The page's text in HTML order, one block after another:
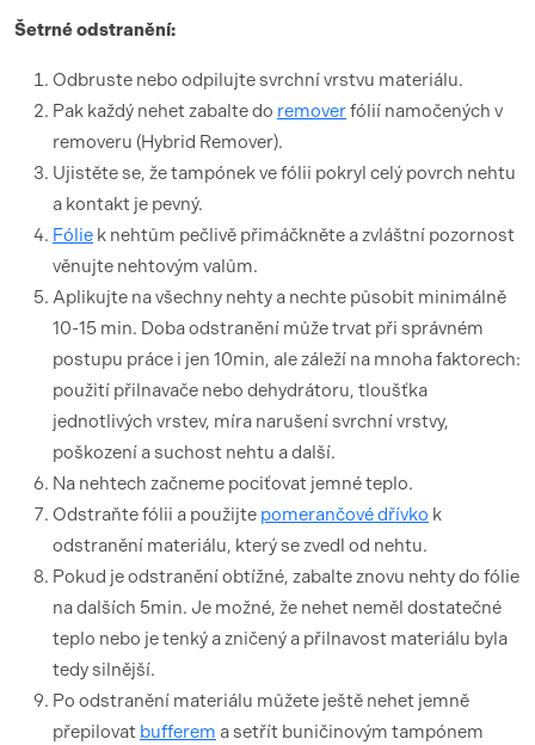
Šetrné odstranění:
Odbruste nebo odpilujte svrchní vrstvu materiálu.
Pak každý nehet zabalte do removerfólií namočených v
removeru (Hybrid Remover).
Ujistěte se, že tampónek ve fólii pokryl celý povrch nehtu
a kontakt je pevný.
Fólie k nehtům pečlivě přimáčkněte a zvláštní pozornost
věnujte nehtovým valům.
Aplikujte na všechny nehty a nechte působit minimálně
10-15 min. Doba odstranění může trvat při správném
postupu práce i jen 10min, ale záleží na mnoha faktorech:
použití přilnavače nebo dehydrátoru, tloušťka
jednotlivých vrstev, míra narušení svrchní vrstvy,
poškození a suchost nehtu a další.
Na nehtech začneme pociťovat jemné teplo.
Odstraňte fólii a použijte pomerančové dřívko k
odstranění materiálu, který se zvedl od nehtu.
Pokud je odstranění obtížné, zabalte znovu nehty do fólie
na dalších 5min. Je možné, že nehet neměl dostatečné
teplo nebo je tenký a zničený a přilnavost materiálu byla
tedy silnější.
Po odstranění materiálu můžete ještě nehet jemně
přepilovat bufferem a setřít buničinovým tampónem